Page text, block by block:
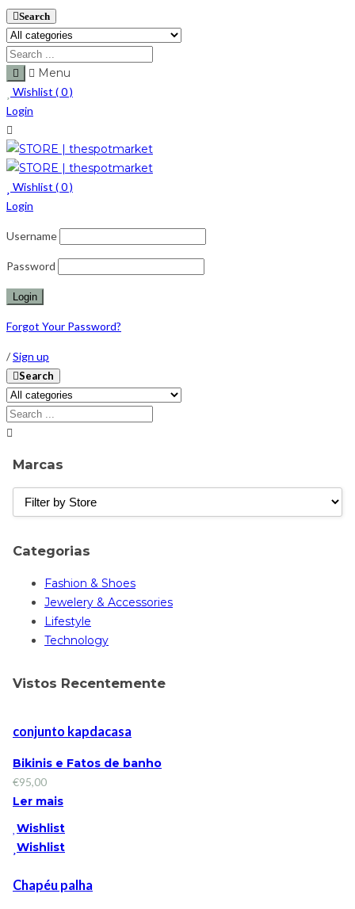
Search
Menu
Wishlist (0)
Login
Wishlist (0)
Login
Username
Password
Forgot Your Password?
/Sign up
Search
Marcas
Categorias
Fashion & Shoes
Jewelery & Accessories
Lifestyle
Technology
Vistos Recentemente
conjunto kapdacasa
Bikinis e Fatos de banho
€95,00
Ler mais
Wishlist
Wishlist
Chapéu palha